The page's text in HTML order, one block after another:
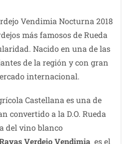
Vendimia Nocturna 2018
más famosos de Rueda
Nacido en una de las
de la región y con gran
internacional.
Castellana es una de
convertido a la D.O. Rueda
del vino blanco
Verdejo Vendimia es el